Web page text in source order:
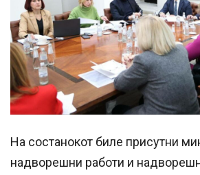
На состанокот биле присутни
надворешни работи и